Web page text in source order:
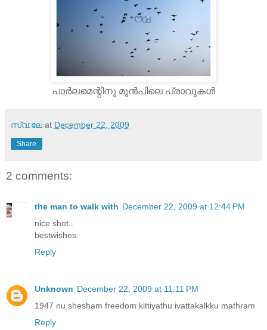
പാര്‍ലമെന്റിനു മുന്‍പിലെ പ്രാവുകള്‍
സ്വ:ലേ at December 22, 2009
Share
2 comments:
the man to walk with December 22, 2009 at 12:44 PM
nice shot..
bestwishes
Reply
Unknown December 22, 2009 at 11:11 PM
1947 nu shesham freedom kittiyathu ivattakalkku mathram
Reply